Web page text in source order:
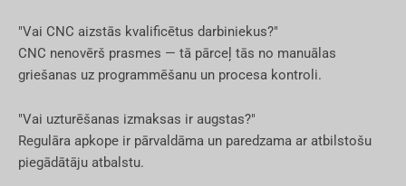
"Vai CNC aizstās kvalificētus darbiniekus?"
CNC nenovērš prasmes — tā pārceļ tās no manuālas
griešanas uz programmēšanu un procesa kontroli.
"Vai uzturēšanas izmaksas ir augstas?"
Regulāra apkope ir pārvaldāma un paredzama ar atbilstošu
piegādātāju atbalstu.